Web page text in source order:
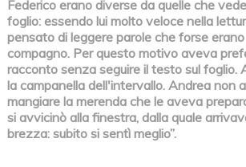
Federico erano diverse da quelle che
foglio: essendo lui molto veloce nella
pensato di leggere parole che forse
compagno. Per questo motivo aveva
racconto senza seguire il testo sul foglio.
la campanella dell'intervallo. Andrea non
mangiare la merenda che le aveva
si avvicinò alla finestra, dalla quale
brezza: subito si sentì meglio”.